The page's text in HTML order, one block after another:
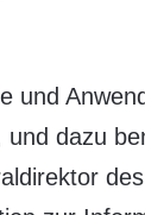
und
dazu